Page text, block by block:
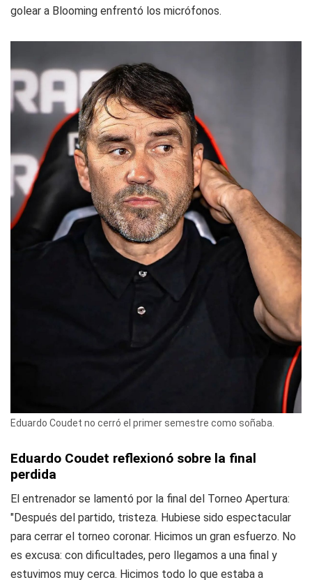
golear a Blooming enfrentó los micrófonos.
Eduardo Coudet no cerró el primer semestre como soñaba.
Eduardo Coudet reflexionó sobre la final
perdida
El entrenador se lamentó por la final del Torneo Apertura:
"Después del partido, tristeza. Hubiese sido espectacular
para cerrar el torneo coronar. Hicimos un gran esfuerzo. No
es excusa: con dificultades, pero llegamos a una final y
estuvimos muy cerca. Hicimos todo lo que estaba a